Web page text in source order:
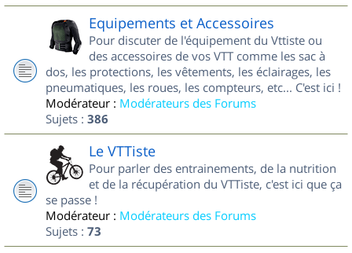
Equipements et Accessoires
Pour discuter de l'équipement du Vttiste ou
des accessoires de vos VTT comme les sac à
dos, les protections, les vêtements, les éclairages, les
pneumatiques, les roues, les compteurs, etc... C'est ici !
Modérateur : Modérateurs des Forums
Sujets : 386
Le VTTiste
Pour parler des entrainements, de la nutrition
et de la récupération du VTTiste, c'est ici que ça
se passe !
Modérateur : Modérateurs des Forums
Sujets : 73